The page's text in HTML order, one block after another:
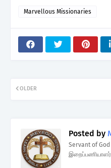
Marvellous Missionaries
OLDER
Posted by
Servant of